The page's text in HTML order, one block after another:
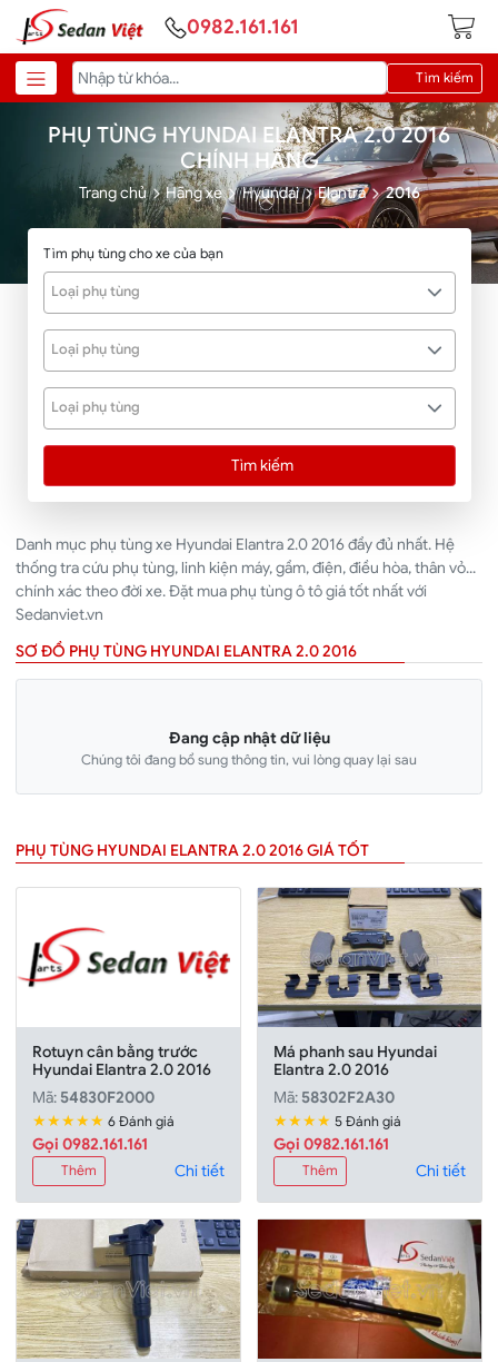
0982.161.161
Tìm kiếm
PHỤ TÙNG HYUNDAI ELANTRA 2.0 2016
CHÍNH HÃNG
Trang chủ Hãng xe Hyundai Elantra 2016
Tìm phụ tùng cho xe của bạn
Loại phụ tùng
Loại phụ tùng
Loại phụ tùng
Tìm kiếm
Danh mục phụ tùng xe Hyundai Elantra 2.0 2016 đầy đủ nhất. Hệ
thống tra cứu phụ tùng, linh kiện máy, gầm, điện, điều hòa, thân vỏ...
chính xác theo đời xe. Đặt mua phụ tùng ô tô giá tốt nhất với
Sedanviet.vn
SƠ ĐỒ PHỤ TÙNG HYUNDAI ELANTRA 2.0 2016
Đang cập nhật dữ liệu
Chúng tôi đang bổ sung thông tin, vui lòng quay lại sau
PHỤ TÙNG HYUNDAI ELANTRA 2.0 2016 GIÁ TỐT
Rotuyn cân bằng trước
Hyundai Elantra 2.0 2016
Mã: 54830F2000
★★★★★ 6 Đánh giá
Gọi 0982.161.161
Thêm Chi tiết
Má phanh sau Hyundai
Elantra 2.0 2016
Mã: 58302F2A30
★★★★ 5 Đánh giá
Gọi 0982.161.161
Thêm Chi tiết